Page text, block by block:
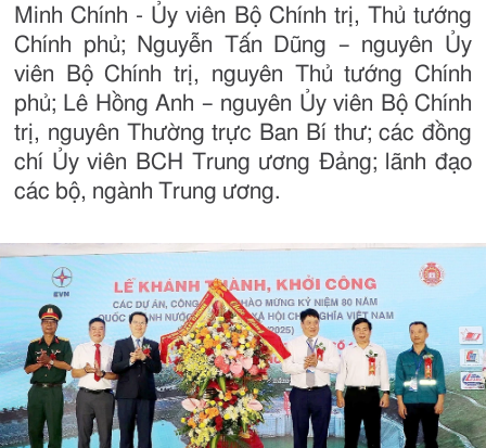
Minh Chính - Ủy viên Bộ Chính trị, Thủ tướng
Chính phủ; Nguyễn Tấn Dũng – nguyên Ủy
viên Bộ Chính trị, nguyên Thủ tướng Chính
phủ; Lê Hồng Anh – nguyên Ủy viên Bộ Chính
trị, nguyên Thường trực Ban Bí thư; các đồng
chí Ủy viên BCH Trung ương Đảng; lãnh đạo
các bộ, ngành Trung ương.